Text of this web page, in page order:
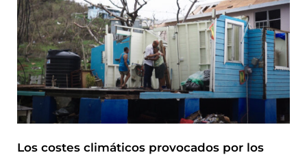
Los costes climáticos provocados por los